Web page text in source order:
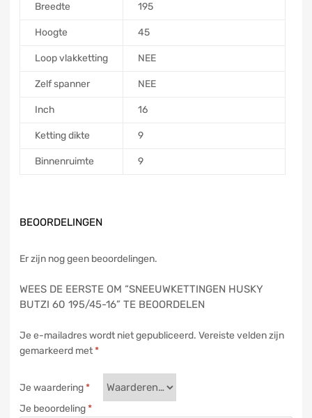
Breedte 195
Hoogte 45
Loop vlakketting NEE
Zelf spanner NEE
Inch 16
Ketting dikte 9
Binnenruimte 9
BEOORDELINGEN
Er zijn nog geen beoordelingen.
WEES DE EERSTE OM “SNEEUWKETTINGEN HUSKY
BUTZI 60 195/45-16” TE BEOORDELEN
Je e-mailadres wordt niet gepubliceerd. Vereiste velden zijn
gemarkeerd met*
Je waardering*
Je beoordeling*